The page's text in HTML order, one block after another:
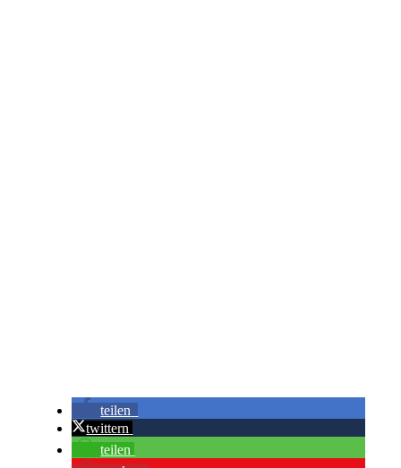
teilen
twittern
teilen